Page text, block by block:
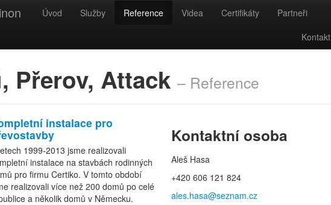
Úvod Služby Reference Videa Certifikáty
Partneři
Kontakt
Přerov, Attack – Reference
instalace pro
1999-2013 jsme realizovali
instalace na stavbách rodinných
pro firmu Certiko. V tomto období
realizovali více než 200 domů po celé
a několik domů v Německu.
Kontaktní osoba
Aleš Hasa
+420 606 121 824
ales.hasa@seznam.cz